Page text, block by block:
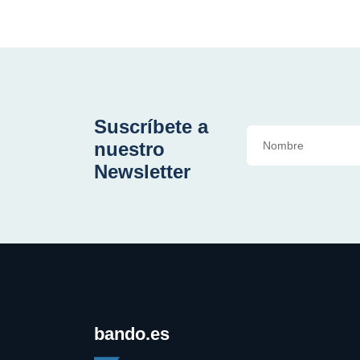
Suscríbete a
nuestro
Newsletter
bando.es